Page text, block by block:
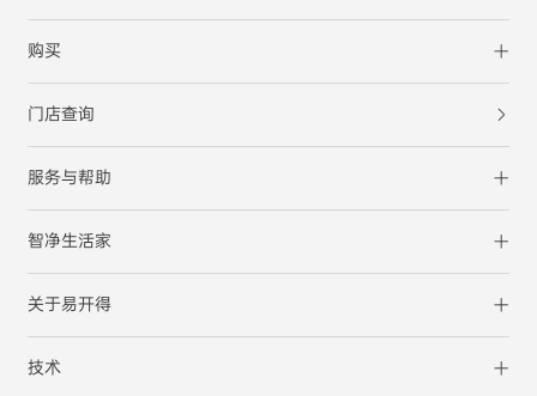
购买
门店查询
服务与帮助
智净生活家
关于易开得
技术